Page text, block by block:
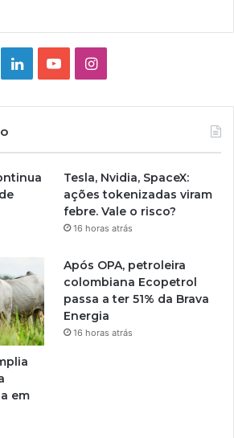
LinkedinYouTubeInstagram
Tesla, Nvidia, SpaceX:
ações tokenizadas viram
febre. Vale o risco?
16 horas atrás
em
Após OPA, petroleira
colombiana Ecopetrol
passa a ter 51% da Brava
Energia
16 horas atrás